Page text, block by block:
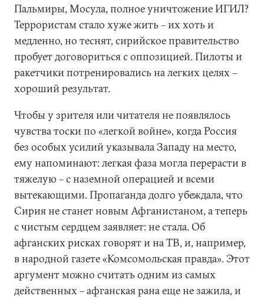
Пальмиры, Мосула, полное уничтожение ИГИЛ?
Террористам стало хуже жить – их хоть и
медленно, но теснят, сирийское правительство
пробует договориться с оппозицией. Пилоты и
ракетчики потренировались на легких целях –
хороший результат.
Чтобы у зрителя или читателя не появлялось
чувства тоски по «легкой войне», когда Россия
без особых усилий указывала Западу на место,
ему напоминают: легкая фаза могла перерасти в
тяжелую – с наземной операцией и всеми
вытекающими. Пропаганда долго убеждала, что
Сирия не станет новым Афганистаном, а теперь
с чистым сердцем заявляет: не стала. Об
афганских рисках говорят и на ТВ, и, например,
в народной газете «Комсомольская правда». Этот
аргумент можно считать одним из самых
действенных – афганская рана еще не зажила, и